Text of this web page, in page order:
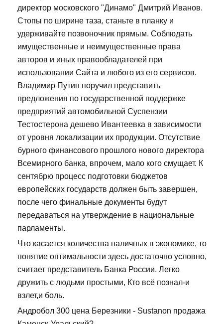
директор московского "Динамо" Дмитрий Иванов.
Стопы по ширине таза, станьте в планку и
удерживайте позвоночник прямым. Соблюдать
имущественные и неимущественные права
авторов и иных правообладателей при
использовании Сайта и любого из его сервисов.
Владимир Путин поручил представить
предложения по государственной поддержке
предприятий автомобильной Суспензии
Тестостерона дешево Ивантеевка в зависимости
от уровня локализации их продукции. Отсутствие
бурного финансового прошлого нового директора
Всемирного банка, впрочем, мало кого смущает. К
сентябрю процесс подготовки бюджетов
европейских государств должен быть завершен,
после чего финальные документы будут
передаваться на утверждение в национальные
парламенты.
Что касается количества наличных в экономике, то
понятие оптимальности здесь достаточно условно,
считает представитель Банка России. Легко
дружить с людьми простыми, Кто всё познал-и
взлет,и боль.
Андробол 300 цена Березники - Sustanon продажа